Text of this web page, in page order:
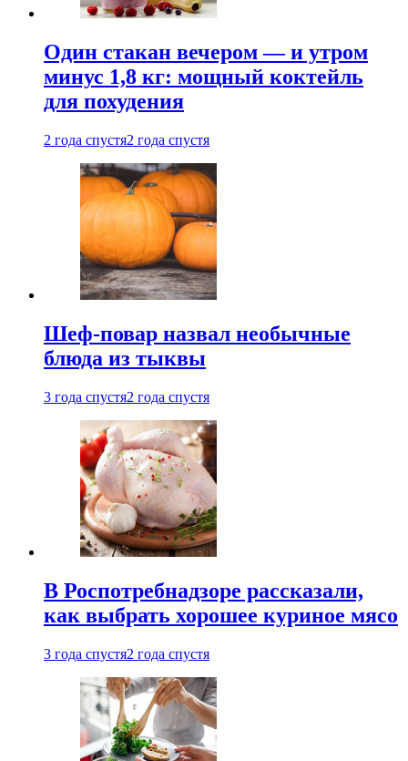
Один стакан вечером — и утром
минус 1,8 кг: мощный коктейль
для похудения
2 года спустя2 года спустя
Шеф-повар назвал необычные
блюда из тыквы
3 года спустя2 года спустя
В Роспотребнадзоре рассказали,
как выбрать хорошее куриное мясо
3 года спустя2 года спустя